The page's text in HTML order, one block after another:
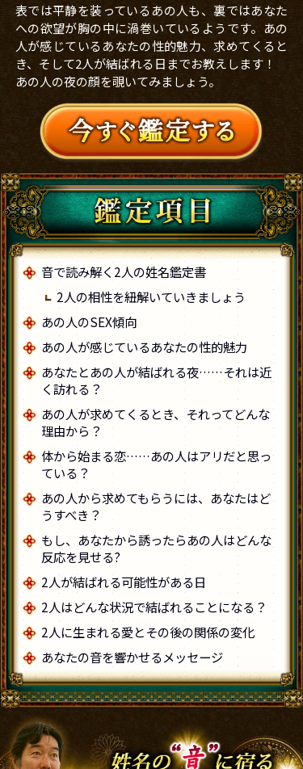
表では平静を装っているあの人も、裏ではあなた
への欲望が胸の中に渦巻いているようです。あの
人が感じているあなたの性的魅力、求めてくると
き、そして2人が結ばれる日までお教えします！
あの人の夜の顔を覗いてみましょう。
音で読み解く2人の姓名鑑定書
2人の相性を紐解いていきましょう
あの人のSEX傾向
あの人が感じているあなたの性的魅力
あなたとあの人が結ばれる夜……それは近
く訪れる？
あの人が求めてくるとき、それってどんな
理由から？
体から始まる恋……あの人はアリだと思っ
ている？
あの人から求めてもらうには、あなたはど
うすべき？
もし、あなたから誘ったらあの人はどんな
反応を見せる?
2人が結ばれる可能性がある日
2人はどんな状況で結ばれることになる？
2人に生まれる愛とその後の関係の変化
あなたの音を響かせるメッセージ